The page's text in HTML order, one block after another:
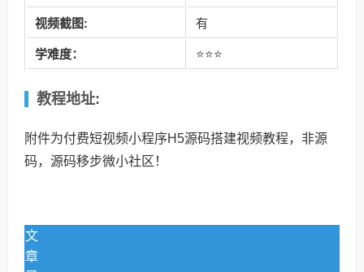
视频截图: 有
学难度： ⭐⭐⭐
教程地址:
附件为付费短视频小程序H5源码搭建视频教程，非源
码，源码移步微小社区！
文
章